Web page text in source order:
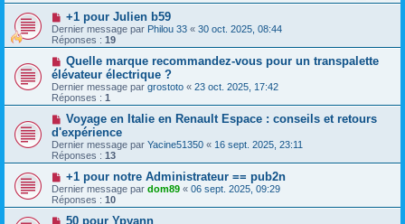
+1 pour Julien b59
Dernier message par Philou 33 « 30 oct. 2025, 08:44
Réponses : 19
Quelle marque recommandez-vous pour un transpalette
élévateur électrique ?
Dernier message par grostoto « 23 oct. 2025, 17:42
Réponses : 1
Voyage en Italie en Renault Espace : conseils et retours
d'expérience
Dernier message par Yacine51350 « 16 sept. 2025, 23:11
Réponses : 13
+1 pour notre Administrateur == pub2n
Dernier message par dom89 « 06 sept. 2025, 09:29
Réponses : 10
50 pour Ypyann